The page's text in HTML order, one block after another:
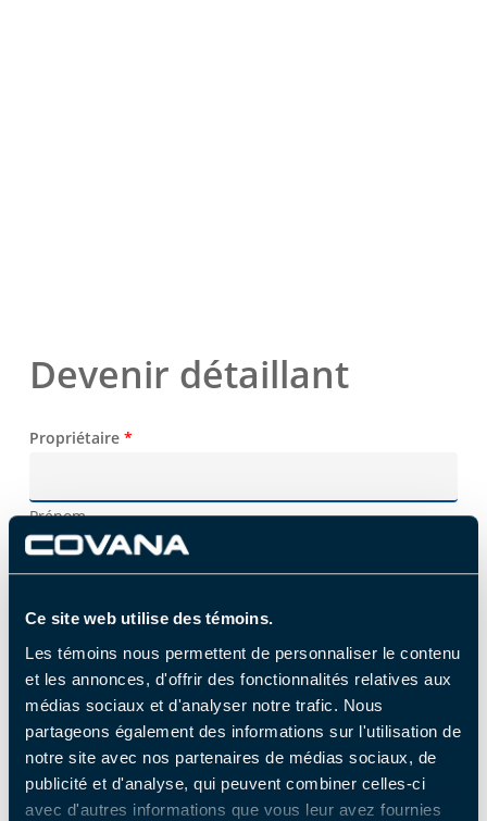
Ce site web utilise des témoins.
Les témoins nous permettent de personnaliser le contenu
et les annonces, d'offrir des fonctionnalités relatives aux
médias sociaux et d'analyser notre trafic. Nous
partageons également des informations sur l'utilisation de
notre site avec nos partenaires de médias sociaux, de
publicité et d'analyse, qui peuvent combiner celles-ci
avec d'autres informations que vous leur avez fournies
Devenir détaillant
Propriétaire *
Prénom
Compagnie*
Numéro de téléphone*